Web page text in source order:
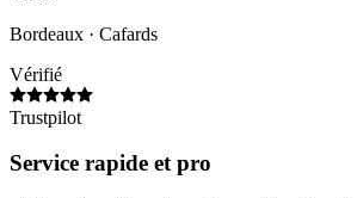
Bordeaux · Cafards
Vérifié
Trustpilot
Service rapide et pro